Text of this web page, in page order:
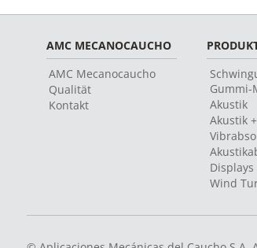
AMC MECANOCAUCHO
AMC Mecanocaucho
Qualität
Kontakt
Gummi-
Akustik
Akustik
Displays
Wind